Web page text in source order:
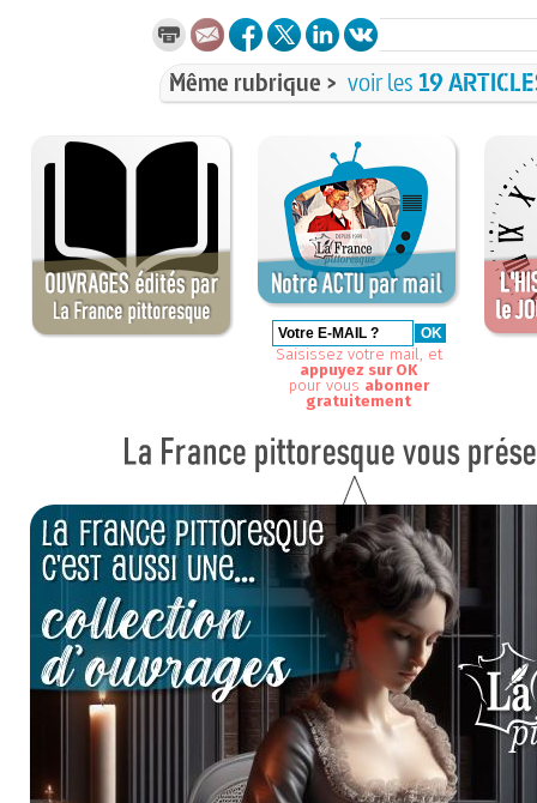
Même rubrique > voir les 19
Saisissez votre mail, et
appuyez sur OK
pour vous abonner
gratuitement